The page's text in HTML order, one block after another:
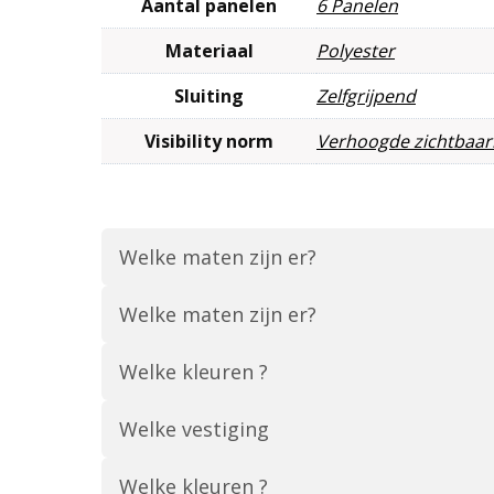
Aantal panelen
6 Panelen
Materiaal
Polyester
Sluiting
Zelfgrijpend
Visibility norm
Verhoogde
Welke maten zijn er?
Welke maten zijn er?
Welke kleuren ?
Welke vestiging
Welke kleuren ?